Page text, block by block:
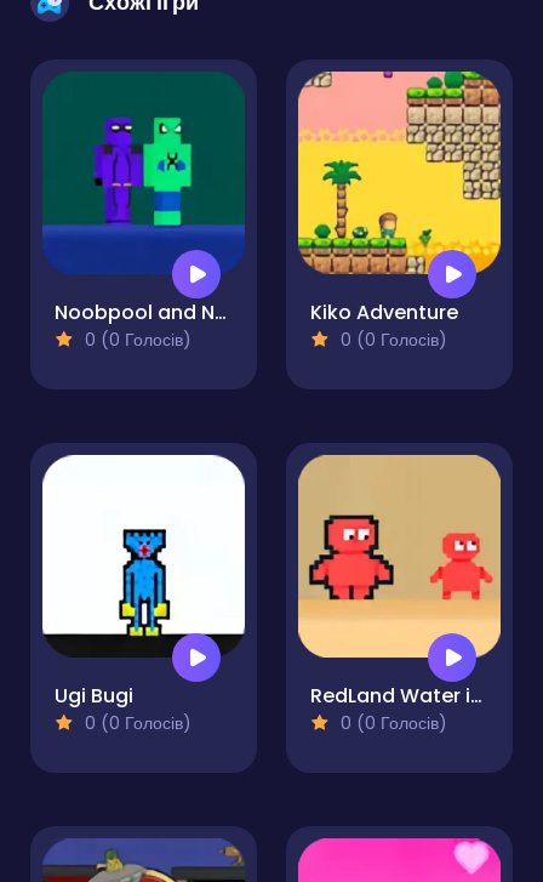
Noobpool and Noobspider
0 (0 Голосів)
Kiko Adventure
0 (0 Голосів)
Ugi Bugi
0 (0 Голосів)
RedLand Water is life
0 (0 Голосів)